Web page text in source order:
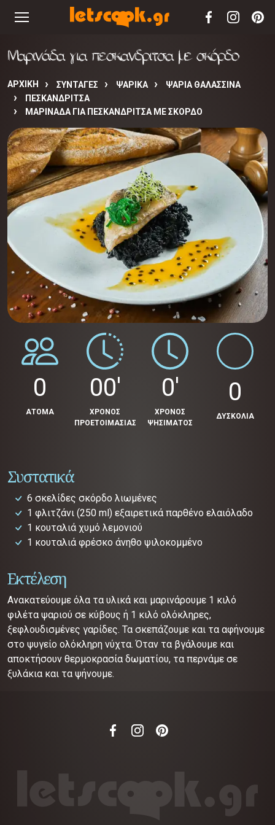
Μαρινάδα για πεσκανδριτσα με σκόρδο
ΑΡΧΙΚΉ ΣΥΝΤΑΓΈΣ ΨΑΡΙΚΑ
ΨΑΡΙΑ ΘΑΛΑΣΣΙΝΑ
ΠΕΣΚΑΝΔΡΙΤΣΑ
ΜΑΡΙΝΆΔΑ ΓΙΑ ΠΕΣΚΑΝΔΡΙΤΣΑ ΜΕ ΣΚΌΡΔΟ
0
ΑΤΟΜΑ
00'
ΧΡΟΝΟΣ
ΠΡΟΕΤΟΙΜΑΣΙΑΣ
0'
ΧΡΟΝΟΣ
ΨΗΣΙΜΑΤΟΣ
0
ΔΥΣΚΟΛΙΑ
Συστατικά
6 σκελίδες σκόρδο λιωμένες
1 φλιτζάνι (250 ml) εξαιρετικά παρθένο ελαιόλαδο
1 κουταλιά χυμό λεμονιού
1 κουταλιά φρέσκο άνηθο ψιλοκομμένο
Εκτέλεση
Ανακατεύουμε όλα τα υλικά και μαρινάρουμε 1 κιλό
φιλέτα ψαριού σε κύβους ή 1 κιλό ολόκληρες,
ξεφλουδισμένες γαρίδες. Τα σκεπάζουμε και τα αφήνουμε
στο ψυγείο ολόκληρη νύχτα. Όταν τα βγάλουμε και
αποκτήσουν θερμοκρασία δωματίου, τα περνάμε σε
ξυλάκια και τα ψήνουμε.